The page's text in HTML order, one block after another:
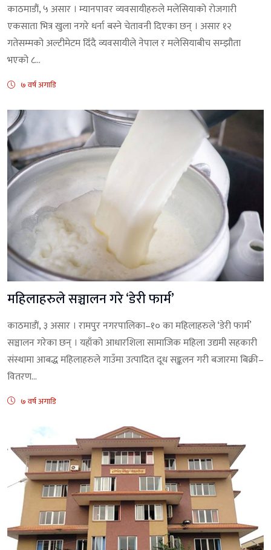
काठमाडौं, ५ असार । म्यानपावर व्यवसायीहरुले मलेसियाको रोजगारी
एकसाता भित्र खुला नगरे धर्ना बस्ने चेतावनी दिएका छन् । असार १२
गतेसम्मको अल्टीमेटम दिँदै व्यवसायीले नेपाल र मलेसियाबीच सम्झौता
भएको ८...
७ वर्ष अगाडि
महिलाहरुले सञ्चालन गरे ‘डेरी फार्म’
काठमाडाैं, ३ असार । रामपुर नगरपालिका–१० का महिलाहरुले ‘डेरी फार्म’
सञ्चालन गरेका छन् । यहाँको आधारशिला सामाजिक महिला उद्यमी सहकारी
संस्थामा आबद्ध महिलाहरुले गाउँमा उत्पादित दूध सङ्कलन गरी बजारमा बिक्री–
वितरण...
७ वर्ष अगाडि